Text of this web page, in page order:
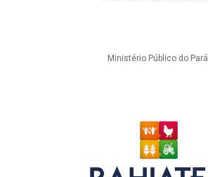
Ministério Público do Pará